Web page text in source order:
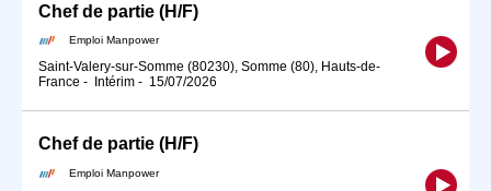
Chef de partie (H/F)
Emploi Manpower
Saint-Valery-sur-Somme (80230), Somme (80), Hauts-de-
France - Intérim - 15/07/2026
Chef de partie (H/F)
Emploi Manpower